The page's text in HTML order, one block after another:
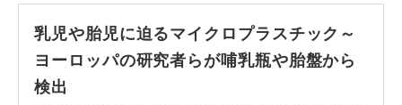
乳児や胎児に迫るマイクロプラスチック～
ヨーロッパの研究者らが哺乳瓶や胎盤から
検出